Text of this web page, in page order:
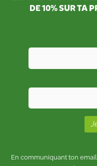
DE10%SUR TA
En communiquant ton